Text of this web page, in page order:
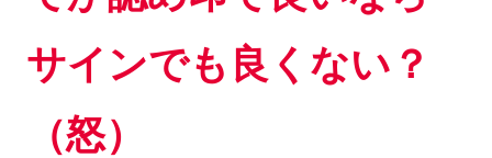
サインでも良くない？
（怒）